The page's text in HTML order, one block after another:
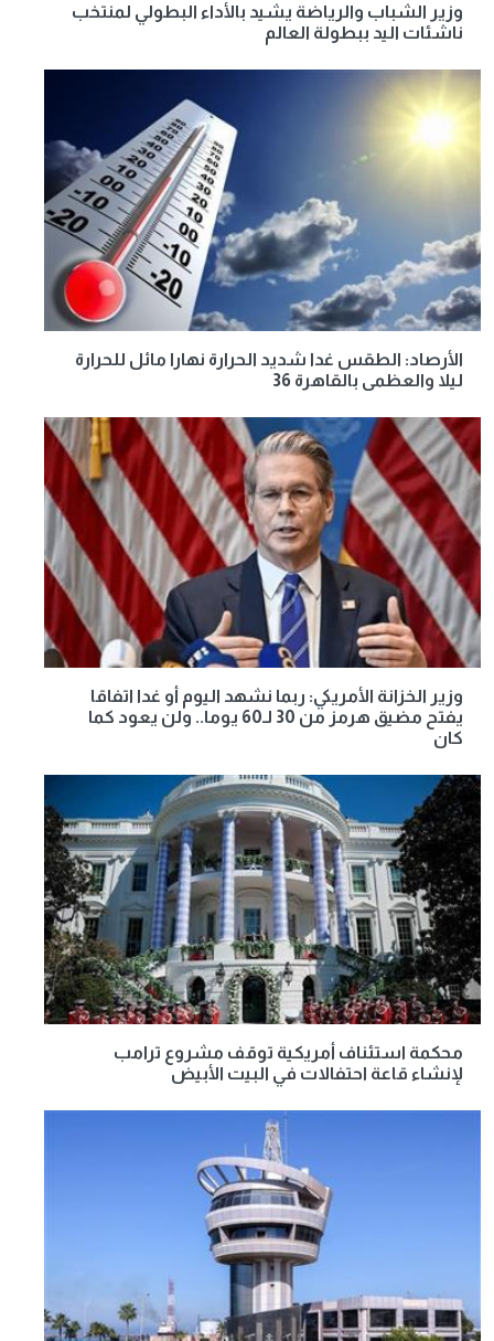
وزير الشباب والرياضة يشيد بالأداء البطولي لمنتخب
ناشئات اليد ببطولة العالم
الأرصاد: الطقس غدا شديد الحرارة نهارا مائل للحرارة
ليلا والعظمى بالقاهرة 36
وزير الخزانة الأمريكي: ربما نشهد اليوم أو غدا اتفاقا
يفتح مضيق هرمز من 30 لـ60 يوما.. ولن يعود كما
كان
محكمة استئناف أمريكية توقف مشروع ترامب
لإنشاء قاعة احتفالات في البيت الأبيض